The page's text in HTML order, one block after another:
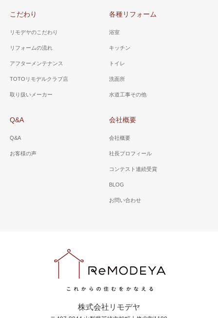
こだわり
リモデヤのこだわり
リフォームの流れ
アフターメンテナンス
TOTOリモデルクラブ店
取り扱いメーカー
各種リフォーム
浴室
キッチン
トイレ
洗面所
水道工事その他
Q&A
Q&A
お客様の声
会社概要
会社概要
社長プロフィール
コンテスト連続受賞
BLOG
お問い合わせ
株式会社リモデヤ